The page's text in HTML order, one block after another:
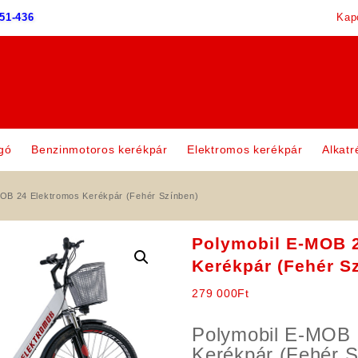
436
Benzinmotoros kerékpár Elektromos kerékpár
24 Elektromos Kerékpár (Fehér Színben)
Polymobil E-MOB
Kerékpár (Fehér
279 000Ft
Polymobil E-MOB